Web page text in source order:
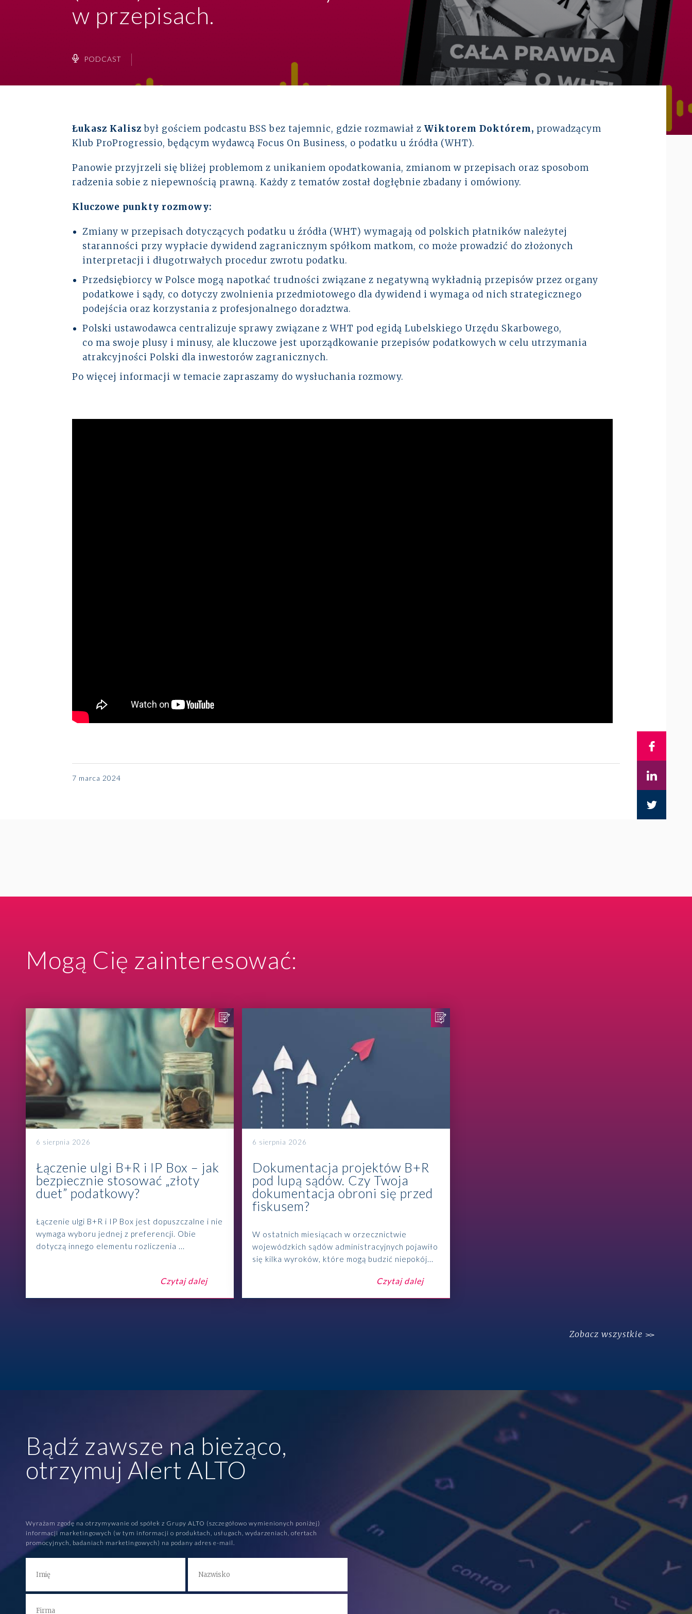
Instytucje rynków finansowych
Managing Partner, Accounting
Wszyscy
CASE STUDIES
Spór o rozliczenie strat po
reorganizacji grupy –
Kadry i płace
Prawo karne dla biznesu
Baza wiedzy
Gdański Business Center
00-189 Warszawa
Zobacz na mapie
w przepisach.
PODCAST
Łukasz Kalisz był gościem podcastu BSS bez tajemnic, gdzie rozmawiał z Wiktorem Doktórem, prowadzącym
Klub ProProgressio, będącym wydawcą Focus On Business, o podatku u źródła (WHT).
Panowie przyjrzeli się bliżej problemom z unikaniem opodatkowania, zmianom w przepisach oraz sposobom
radzenia sobie z niepewnością prawną. Każdy z tematów został dogłębnie zbadany i omówiony.
Kluczowe punkty rozmowy:
Zmiany w przepisach dotyczących podatku u źródła (WHT) wymagają od polskich płatników należytej
staranności przy wypłacie dywidend zagranicznym spółkom matkom, co może prowadzić do złożonych
interpretacji i długotrwałych procedur zwrotu podatku.
Przedsiębiorcy w Polsce mogą napotkać trudności związane z negatywną wykładnią przepisów przez organy
podatkowe i sądy, co dotyczy zwolnienia przedmiotowego dla dywidend i wymaga od nich strategicznego
podejścia oraz korzystania z profesjonalnego doradztwa.
Polski ustawodawca centralizuje sprawy związane z WHT pod egidą Lubelskiego Urzędu Skarbowego,
co ma swoje plusy i minusy, ale kluczowe jest uporządkowanie przepisów podatkowych w celu utrzymania
atrakcyjności Polski dla inwestorów zagranicznych.
Po więcej informacji w temacie zapraszamy do wysłuchania rozmowy.
7 marca 2024
Mogą Cię zainteresować:
6 sierpnia 2026
Łączenie ulgi B+R i IP Box – jak
bezpiecznie stosować „złoty
duet” podatkowy?
Łączenie ulgi B+R i IP Box jest dopuszczalne i nie
wymaga wyboru jednej z preferencji. Obie
dotyczą innego elementu rozliczenia ...
Czytaj dalej
6 sierpnia 2026
Dokumentacja projektów B+R
pod lupą sądów. Czy Twoja
dokumentacja obroni się przed
fiskusem?
W ostatnich miesiącach w orzecznictwie
wojewódzkich sądów administracyjnych pojawiło
się kilka wyroków, które mogą budzić niepokój...
Czytaj dalej
Zobacz wszystkie
Bądź zawsze na bieżąco,
otrzymuj Alert ALTO
Wyrażam zgodę na otrzymywanie od spółek z Grupy ALTO (szczegółowo wymienionych poniżej)
informacji marketingowych (w tym informacji o produktach, usługach, wydarzeniach, ofertach
promocyjnych, badaniach marketingowych) na podany adres e-mail.